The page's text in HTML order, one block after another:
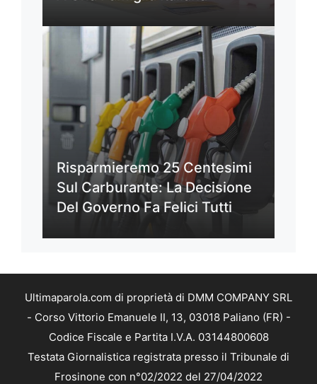
Risparmieremo 25 Centesimi
Sul Carburante: La Decisione
Del Governo Fa Felici Tutti
Ultimaparola.com di proprietà di DMM COMPANY SRL
- Corso Vittorio Emanuele II, 13, 03018 Paliano (FR) -
Codice Fiscale e Partita I.V.A. 03144800608
Testata Giornalistica registrata presso il Tribunale di
Frosinone con n°02/2022 del 27/04/2022